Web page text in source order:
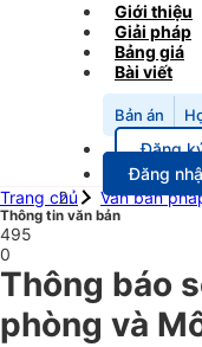
Giới thiệu
Giải pháp
Bảng giá
Bài viết
Bản án
Đăng
Đăng
Trang chủ
Văn bản
Thông tin văn bản
495
0
Thông báo
phòng và